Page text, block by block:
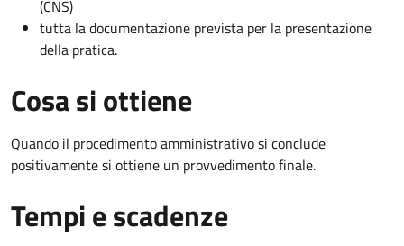
(CNS)
tutta la documentazione prevista per la presentazione
della pratica.
Cosa si ottiene
Quando il procedimento amministrativo si conclude
positivamente si ottiene un provvedimento finale.
Tempi e scadenze